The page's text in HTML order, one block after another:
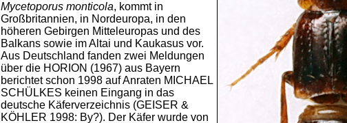
Mycetoporus monticola, kommt in
Großbritannien, in Nordeuropa, in den
höheren Gebirgen Mitteleuropas und des
Balkans sowie im Altai und Kaukasus vor.
Aus Deutschland fanden zwei Meldungen
über die HORION (1967) aus Bayern
berichtet schon 1998 auf Anraten MICHAEL
SCHÜLKES keinen Eingang in das
deutsche Käferverzeichnis (GEISER &
KÖHLER 1998: By?). Der Käfer wurde von